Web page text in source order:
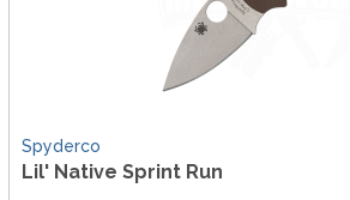
Spyderco
Lil' Native Sprint Run